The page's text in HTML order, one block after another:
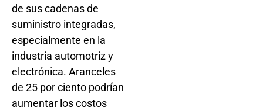
de sus cadenas de
suministro integradas,
especialmente en la
industria automotriz y
electrónica. Aranceles
de 25 por ciento podrían
aumentar los costos